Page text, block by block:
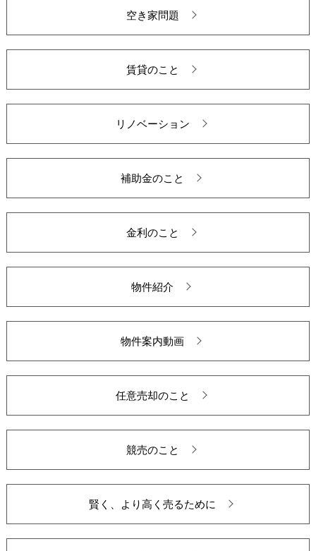
空き家問題
賃貸のこと
リノベーション
補助金のこと
金利のこと
物件紹介
物件案内動画
任意売却のこと
競売のこと
賢く、より高く売るために